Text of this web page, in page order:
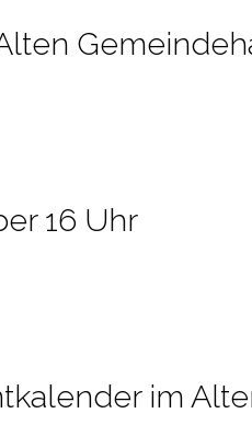
16 Uhr
im